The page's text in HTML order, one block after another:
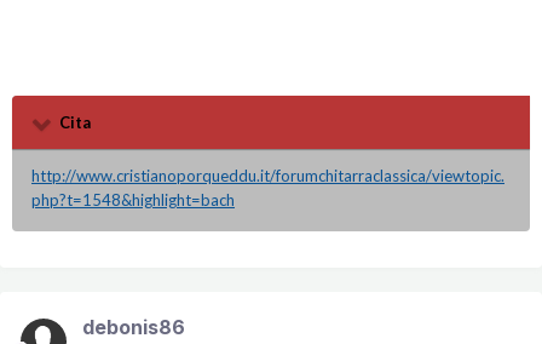
Cita
http://www.cristianoporqueddu.it/forumchitarraclassica/viewtopic.
php?t=1548&highlight=bach
debonis86